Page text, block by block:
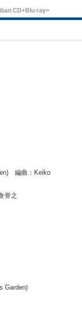
CD+Blu-ray>
編曲：Keiko
誉之
Garden)